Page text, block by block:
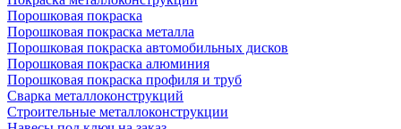
Порошковая покраска
Порошковая покраска металла
Порошковая покраска автомобильных дисков
Порошковая покраска алюминия
Порошковая покраска профиля и труб
Сварка металлоконструкций
Строительные металлоконструкции